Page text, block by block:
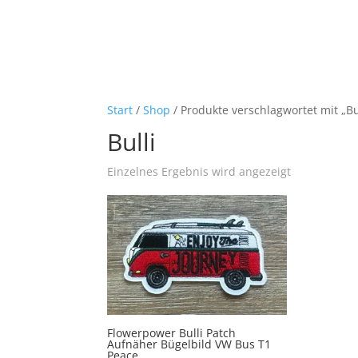
Start /Shop / Produkte verschlagwortet mit
Bulli
Einzelnes Ergebnis wird angezeigt
Flowerpower Bulli Patch
Aufnäher Bügelbild VW Bus T1
Peace